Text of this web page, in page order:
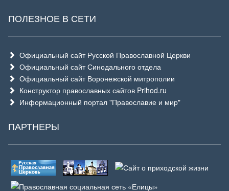
ПОЛЕЗНОЕ В СЕТИ
Официальный сайт Русской Православной Церкви
Официальный сайт Синодального отдела
Официальный сайт Воронежской митрополии
Конструктор православных сайтов Prihod.ru
Информационный портал "Православие и мир"
ПАРТНЕРЫ